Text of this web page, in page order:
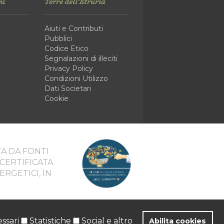
Statistiche Social e altro Abilita cookies
Aiuti e Contributi
Pubblici
Codice Etico
Segnalazioni di illeciti
Privacy Policy
Condizioni Utilizzo
Dati Societari
Cookie
DA FONTI
IN